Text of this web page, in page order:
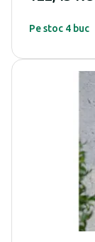
Pe stoc 4 buc